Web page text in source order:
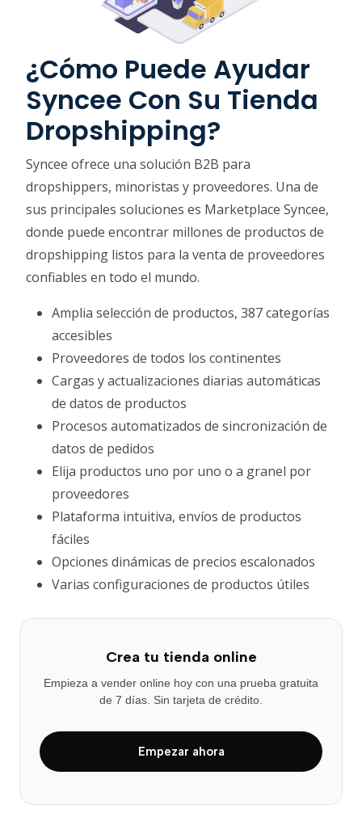
¿Cómo Puede Ayudar
Syncee Con Su Tienda
Dropshipping?
Syncee ofrece una solución B2B para
dropshippers, minoristas y proveedores. Una de
sus principales soluciones es Marketplace Syncee,
donde puede encontrar millones de productos de
dropshipping listos para la venta de proveedores
confiables en todo el mundo.
Amplia selección de productos, 387 categorías
accesibles
Proveedores de todos los continentes
Cargas y actualizaciones diarias automáticas
de datos de productos
Procesos automatizados de sincronización de
datos de pedidos
Elija productos uno por uno o a granel por
proveedores
Plataforma intuitiva, envíos de productos
fáciles
Opciones dinámicas de precios escalonados
Varias configuraciones de productos útiles
Crea tu tienda online
Empieza a vender online hoy con una prueba gratuita
de 7 días. Sin tarjeta de crédito.
Empezar ahora